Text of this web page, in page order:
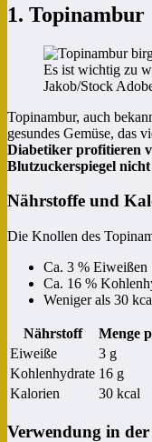
1. Topinambur
Es ist wichtig zu
Jakob/Stock
Topinambur, auch
gesundes Gemüse, das
Diabetiker profitieren
Blutzuckerspiegel
Nährstoffe und
Die Knollen des
Ca. 3 % Eiweißen
Ca. 16 %
Weniger als 30
Nährstoff
Menge
Eiweiße
3 g
Kohlenhydrate 16 g
Kalorien
30 kcal
Verwendung in